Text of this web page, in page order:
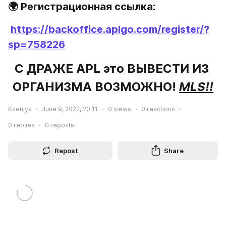
🌍 Регистрационная ссылка:
https://backoffice.aplgo.com/register/?
sp=758226
С ДРАЖЕ APL это ВЫВЕСТИ ИЗ
ОРГАНИЗМА ВОЗМОЖНО! MLS!!
Kseniya June 9, 2022, 20:11 0 views 0 reactions
0 replies 0 reposts
Repost Share